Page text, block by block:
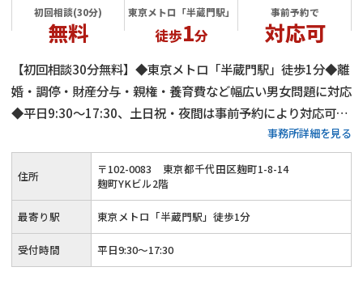
初回相談(30分)
無料
東京メトロ「半蔵門駅」
徒歩1分
事前予約で
対応可
【初回相談30分無料】◆東京メトロ「半蔵門駅」徒歩1分◆離
婚・調停・財産分与・親権・養育費など幅広い男女問題に対応
◆平日9:30～17:30、土日祝・夜間は事前予約により対応可◆
可能な限り話し合いで進め、迅速な事件解決を目指します
事務所詳細を見る
住所 〒102-0083
東京都千代田区麹町1-8-14
麹町YKビル2階
最寄り駅 東京メトロ「半蔵門駅」徒歩1分
受付時間 平日9:30〜17:30